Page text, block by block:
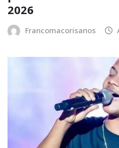
2026
Francomacorisanos